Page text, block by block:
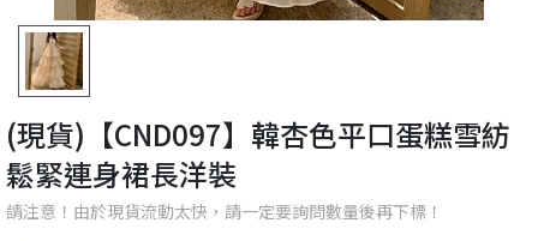
(現貨)【CND097】韓杏色平口蛋糕雪紡
鬆緊連身裙長洋裝
請注意！由於現貨流動太快，請一定要詢問數量後再下標！